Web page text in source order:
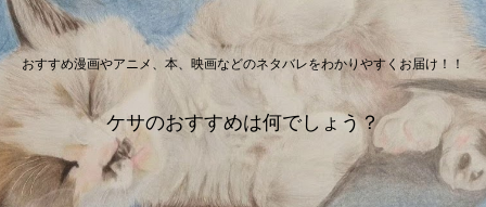
おすすめ漫画やアニメ、本、映画などのネタバレをわかりやすくお届け！！
ケサのおすすめは何でしょう？